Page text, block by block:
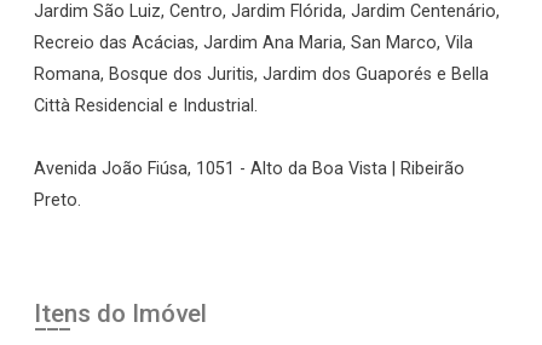
Jardim São Luiz, Centro, Jardim Flórida, Jardim Centenário,
Recreio das Acácias, Jardim Ana Maria, San Marco, Vila
Romana, Bosque dos Juritis, Jardim dos Guaporés e Bella
Città Residencial e Industrial.
Avenida João Fiúsa, 1051 - Alto da Boa Vista | Ribeirão
Preto.
Itens do Imóvel